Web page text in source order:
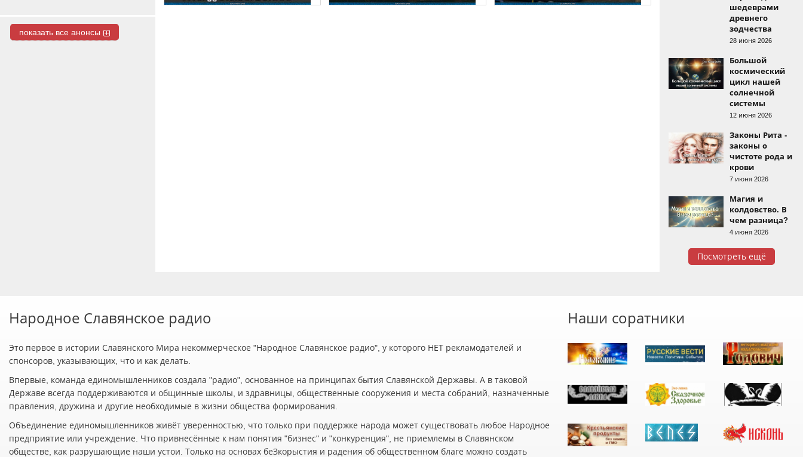
показать все анонсы
шедеврами
древнего
зодчества
28 июня 2026
Большой
космический
цикл нашей
солнечной
системы
12 июня 2026
Законы Рита -
законы о
чистоте рода и
крови
7 июня 2026
Магия и
колдовство. В
чем разница?
4 июня 2026
Посмотреть ещё
Народное Славянское радио
Это первое в истории Славянского Мира некоммерческое "Народное Славянское радио", у которого НЕТ рекламодателей и
спонсоров, указывающих, что и как делать.
Впервые, команда единомышленников создала "радио", основанное на принципах бытия Славянской Державы. А в таковой
Державе всегда поддерживаются и общинные школы, и здравницы, общественные сооружения и места собраний, назначенные
правления, дружина и другие необходимые в жизни общества формирования.
Объединение единомышленников живёт уверенностью, что только при поддержке народа может существовать любое Народное
предприятие или учреждение. Что привнесённые к нам понятия "бизнес" и "конкуренция", не приемлемы в Славянском
обществе, как разрушающие наши устои. Только на основах беЗкорыстия и радения об общественном благе можно создать
Наши соратники